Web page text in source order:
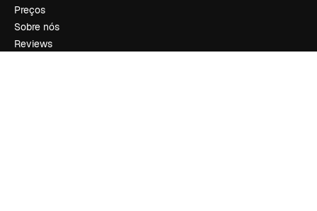
Preços
Sobre nós
Reviews